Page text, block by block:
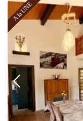
A la UNE